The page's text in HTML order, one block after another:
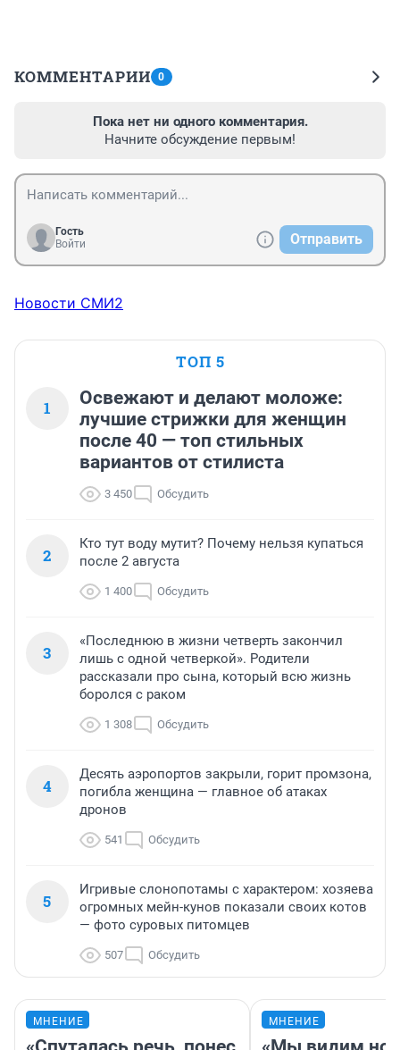
КОММЕНТАРИИ 0
Пока нет ни одного комментария.
Начните обсуждение первым!
Гость
Войти
Отправить
Новости СМИ2
ТОП 5
1
Освежают и делают моложе:
лучшие стрижки для женщин
после 40 — топ стильных
вариантов от стилиста
3 450 Обсудить
2
Кто тут воду мутит? Почему нельзя купаться
после 2 августа
1 400 Обсудить
3
«Последнюю в жизни четверть закончил
лишь с одной четверкой». Родители
рассказали про сына, который всю жизнь
боролся с раком
1 308 Обсудить
4
Десять аэропортов закрыли, горит промзона,
погибла женщина — главное об атаках
дронов
541 Обсудить
5
Игривые слонопотамы с характером: хозяева
огромных мейн-кунов показали своих котов
— фото суровых питомцев
507 Обсудить
МНЕНИЕ МНЕНИЕ